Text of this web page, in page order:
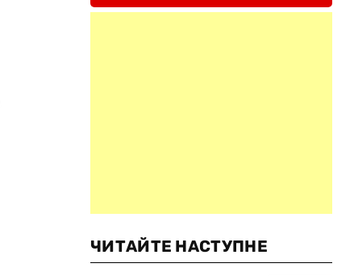
ЧИТАЙТЕ НАСТУПНЕ